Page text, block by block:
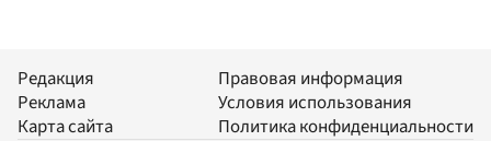
Редакция
Реклама
Карта сайта
Правовая информация
Условия использования
Политика конфиденциальности